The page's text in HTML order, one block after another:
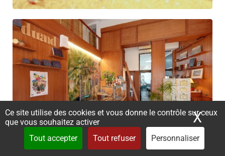
Ce site utilise des cookies et vous donne le contrôle sur ceux
que vous souhaitez activer
Tout accepter
Tout refuser Personnaliser
X